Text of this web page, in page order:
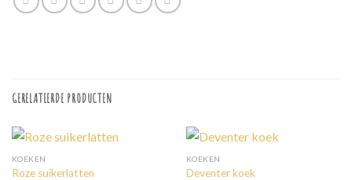
GERELATEERDE PRODUCTEN
KOEKEN
Roze suikerlatten
KOEKEN
Deventer koek